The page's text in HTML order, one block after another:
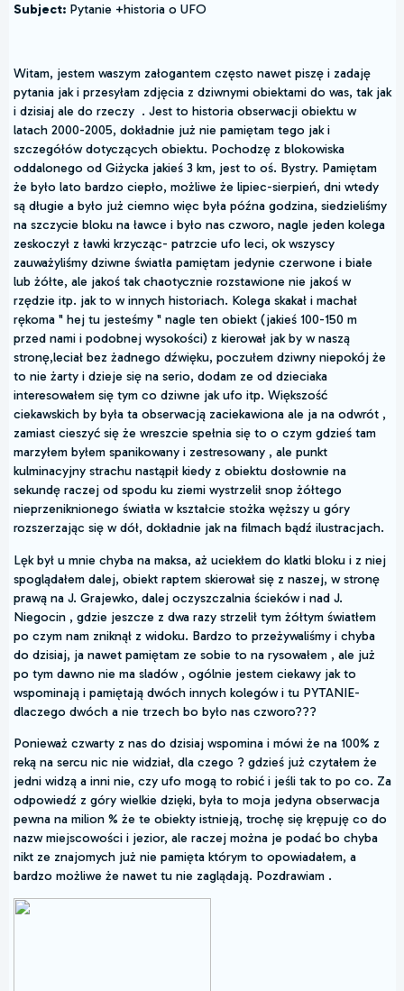
Subject: Pytanie +historia o UFO
Witam, jestem waszym załogantem często nawet piszę i zadaję
pytania jak i przesyłam zdjęcia z dziwnymi obiektami do was, tak jak
i dzisiaj ale do rzeczy . Jest to historia obserwacji obiektu w
latach 2000-2005, dokładnie już nie pamiętam tego jak i
szczegółów dotyczących obiektu. Pochodzę z blokowiska
oddalonego od Giżycka jakieś 3 km, jest to oś. Bystry. Pamiętam
że było lato bardzo ciepło, możliwe że lipiec-sierpień, dni wtedy
są długie a było już ciemno więc była późna godzina, siedzieliśmy
na szczycie bloku na ławce i było nas czworo, nagle jeden kolega
zeskoczył z ławki krzycząc- patrzcie ufo leci, ok wszyscy
zauważyliśmy dziwne światła pamiętam jedynie czerwone i białe
lub żółte, ale jakoś tak chaotycznie rozstawione nie jakoś w
rzędzie itp. jak to w innych historiach. Kolega skakał i machał
rękoma " hej tu jesteśmy " nagle ten obiekt (jakieś 100-150 m
przed nami i podobnej wysokości) z kierował jak by w naszą
stronę,leciał bez żadnego dźwięku, poczułem dziwny niepokój że
to nie żarty i dzieje się na serio, dodam ze od dzieciaka
interesowałem się tym co dziwne jak ufo itp. Większość
ciekawskich by była ta obserwacją zaciekawiona ale ja na odwrót ,
zamiast cieszyć się że wreszcie spełnia się to o czym gdzieś tam
marzyłem byłem spanikowany i zestresowany , ale punkt
kulminacyjny strachu nastąpił kiedy z obiektu dosłownie na
sekundę raczej od spodu ku ziemi wystrzelił snop żółtego
nieprzeniknionego światła w kształcie stożka węższy u góry
rozszerzając się w dół, dokładnie jak na filmach bądź ilustracjach.
Lęk był u mnie chyba na maksa, aż uciekłem do klatki bloku i z niej
spoglądałem dalej, obiekt raptem skierował się z naszej, w stronę
prawą na J. Grajewko, dalej oczyszczalnia ścieków i nad J.
Niegocin , gdzie jeszcze z dwa razy strzelił tym żółtym światłem
po czym nam zniknął z widoku. Bardzo to przeżywaliśmy i chyba
do dzisiaj, ja nawet pamiętam ze sobie to na rysowałem , ale już
po tym dawno nie ma sladów , ogólnie jestem ciekawy jak to
wspominają i pamiętają dwóch innych kolegów i tu PYTANIE-
dlaczego dwóch a nie trzech bo było nas czworo???
Ponieważ czwarty z nas do dzisiaj wspomina i mówi że na 100% z
reką na sercu nic nie widział, dla czego ? gdzieś już czytałem że
jedni widzą a inni nie, czy ufo mogą to robić i jeśli tak to po co. Za
odpowiedź z góry wielkie dzięki, była to moja jedyna obserwacja
pewna na milion % że te obiekty istnieją, trochę się krępuję co do
nazw miejscowości i jezior, ale raczej można je podać bo chyba
nikt ze znajomych już nie pamięta którym to opowiadałem, a
bardzo możliwe że nawet tu nie zaglądają. Pozdrawiam .